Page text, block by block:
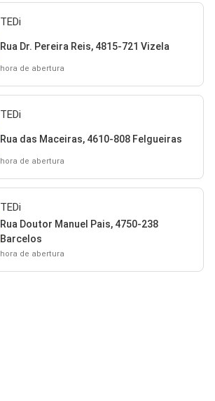
TEDi
Rua Dr. Pereira Reis, 4815-721 Vizela
hora de abertura
TEDi
Rua das Maceiras, 4610-808 Felgueiras
hora de abertura
TEDi
Rua Doutor Manuel Pais, 4750-238
Barcelos
hora de abertura